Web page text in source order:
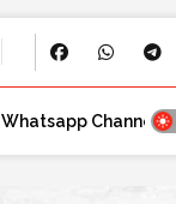
Whatsapp Channel